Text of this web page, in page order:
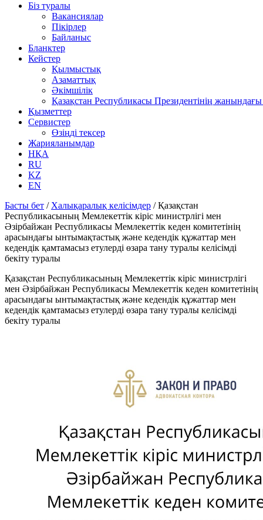
Біз туралы
Вакансиялар
Пікірлер
Байланыс
Бланктер
Кейстер
Қылмыстық
Азаматтық
Әкімшілік
Қазақстан Республикасы Президентінің
Қызметтер
Сервистер
Өзіңді тексер
Жарияланымдар
НҚА
RU
KZ
EN
Басты бет / Халықаралық келісімдер /Қазақстан
Республикасының Мемлекеттік кiрiс министрлiгi мен
Әзірбайжан Республикасы Мемлекеттiк кеден комитетiнiң
арасындағы ынтымақтастық және кедендiк құжаттар мен
кедендiк қамтамасыз етулердi өзара тану туралы келісімді
бекіту туралы
Қазақстан Республикасының Мемлекеттік кiрiс министрлiгi
мен Әзірбайжан Республикасы Мемлекеттiк кеден комитетiнiң
арасындағы ынтымақтастық және кедендiк құжаттар мен
кедендiк қамтамасыз етулердi өзара тану туралы келісімді
бекіту туралы